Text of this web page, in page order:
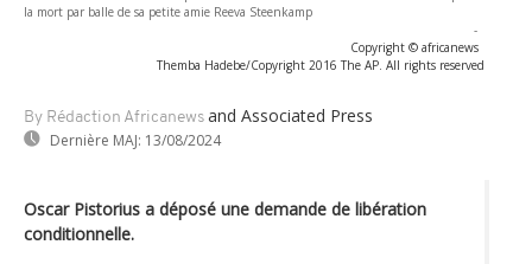
la mort par balle de sa petite amie Reeva Steenkamp
-
Copyright © africanews
Themba Hadebe/Copyright 2016 The AP. All rights reserved
By Rédaction Africanews and Associated Press
Dernière MAJ: 13/08/2024
Oscar Pistorius a déposé une demande de libération
conditionnelle.